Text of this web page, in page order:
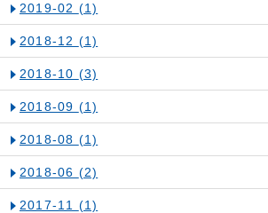
2019-02 (1)
2018-12 (1)
2018-10 (3)
2018-09 (1)
2018-08 (1)
2018-06 (2)
2017-11 (1)